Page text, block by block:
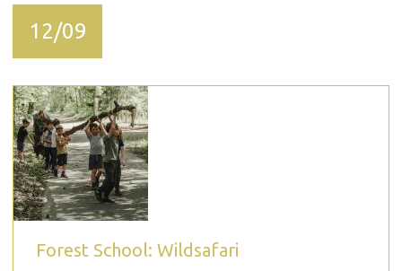
12/09
Forest School: Wildsafari